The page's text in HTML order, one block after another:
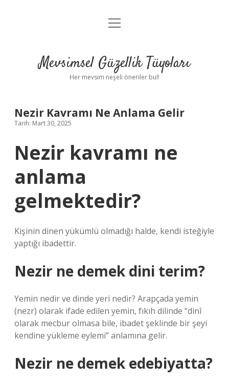
Anasayfa
Yasal Uyarı
menüyü
Mevsimsel Güzellik Tüyoları
Her mevsim neşeli öneriler bul!
Nezir Kavramı Ne Anlama Gelir
Tarih: Mart 30, 2025
Nezir kavramı ne
anlama
gelmektedir?
Kişinin dinen yükümlü olmadığı halde, kendi isteğiyle
yaptığı ibadettir.
Nezir ne demek dini terim?
Yemin nedir ve dinde yeri nedir? Arapçada yemin
(nezr) olarak ifade edilen yemin, fıkıh dilinde “dinî
olarak mecbur olmasa bile, ibadet şeklinde bir şeyi
kendine yükleme eylemi” anlamına gelir.
Nezir ne demek edebiyatta?